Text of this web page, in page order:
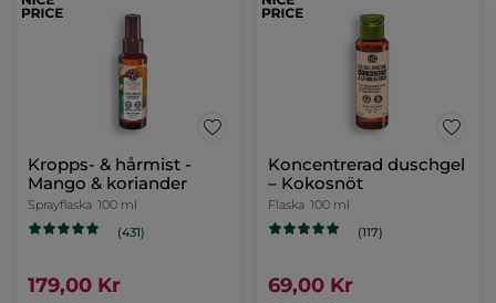
Kropps- & hårmist -
Mango & koriander
Sprayflaska 100 ml
(431)
179,00 Kr
Koncentrerad duschgel
– Kokosnöt
Flaska 100 ml
(117)
69,00 Kr